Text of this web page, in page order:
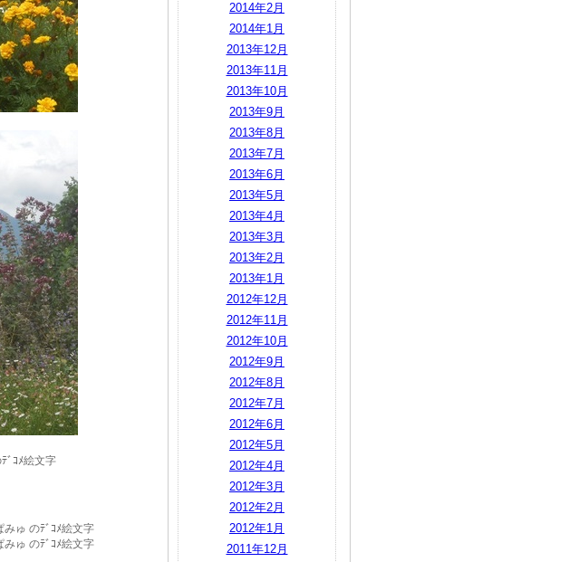
2014年2月
2014年1月
2013年12月
2013年11月
2013年10月
2013年9月
2013年8月
2013年7月
2013年6月
2013年5月
2013年4月
2013年3月
2013年2月
2013年1月
2012年12月
2012年11月
2012年10月
2012年9月
2012年8月
2012年7月
2012年6月
2012年5月
2012年4月
2012年3月
2012年2月
2012年1月
2011年12月